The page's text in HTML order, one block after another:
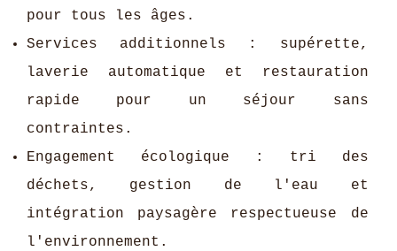
pour tous les âges.
Services additionnels : supérette,
laverie automatique et restauration
rapide pour un séjour sans
contraintes.
Engagement écologique : tri des
déchets, gestion de l'eau et
intégration paysagère respectueuse de
l'environnement.